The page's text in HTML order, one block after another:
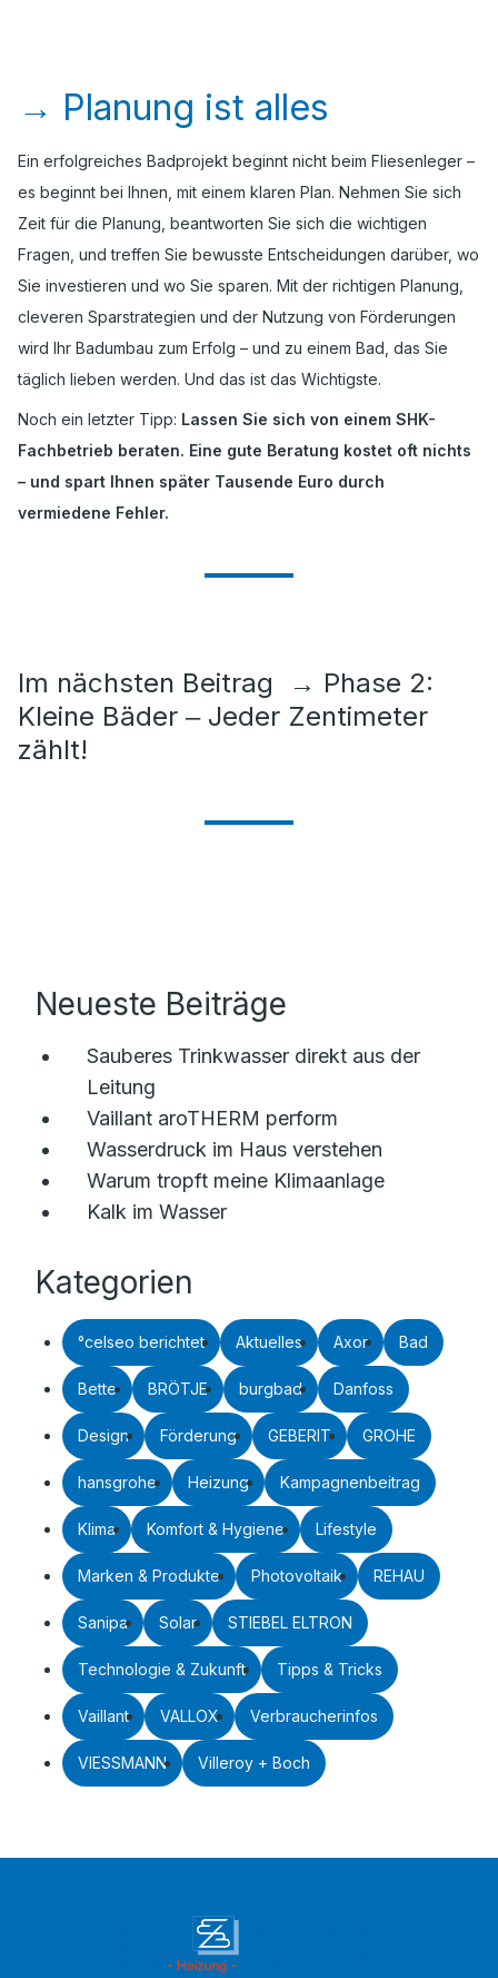
→ Planung ist alles
Ein erfolgreiches Badprojekt beginnt nicht beim Fliesenleger –
es beginnt bei Ihnen, mit einem klaren Plan. Nehmen Sie sich
Zeit für die Planung, beantworten Sie sich die wichtigen
Fragen, und treffen Sie bewusste Entscheidungen darüber, wo
Sie investieren und wo Sie sparen. Mit der richtigen Planung,
cleveren Sparstrategien und der Nutzung von Förderungen
wird Ihr Badumbau zum Erfolg – und zu einem Bad, das Sie
täglich lieben werden. Und das ist das Wichtigste.
Noch ein letzter Tipp: Lassen Sie sich von einem SHK-
Fachbetrieb beraten. Eine gute Beratung kostet oft nichts
– und spart Ihnen später Tausende Euro durch
vermiedene Fehler.
Im nächsten Beitrag → Phase 2:
Kleine Bäder ‒ Jeder Zentimeter
zählt!
Neueste Beiträge
Sauberes Trinkwasser direkt aus der
Leitung
Vaillant aroTHERM perform
Wasserdruck im Haus verstehen
Warum tropft meine Klimaanlage
Kalk im Wasser
Kategorien
°celseo berichtet Aktuelles Axor Bad
Bette BRÖTJE burgbad Danfoss
Design Förderung GEBERIT GROHE
hansgrohe Heizung Kampagnenbeitrag
Klima Komfort & Hygiene Lifestyle
Marken & Produkte Photovoltaik REHAU
Sanipa Solar STIEBEL ELTRON
Technologie & Zukunft Tipps & Tricks
Vaillant VALLOX Verbraucherinfos
VIESSMANN Villeroy + Boch